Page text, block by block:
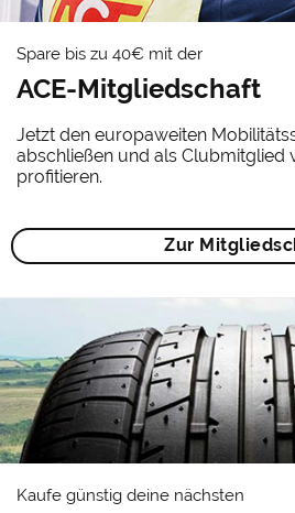
Spare bis zu 40€ mit der
ACE-Mitgliedschaft
Jetzt den europaweiten
abschließen und als Clubmitglied
profitieren.
Zur
Kaufe günstig deine nächsten